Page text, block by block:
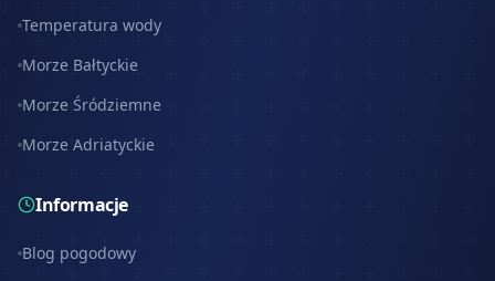
Temperatura wody
Morze Bałtyckie
Morze Śródziemne
Morze Adriatyckie
Informacje
Blog pogodowy